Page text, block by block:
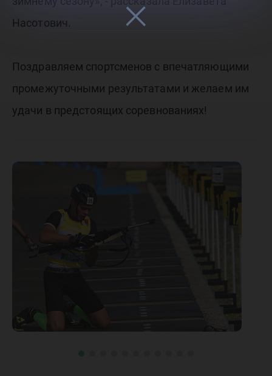
Насотович.
Поздравляем спортсменов с впечатляющими
промежуточными результатами и желаем им
удачи в предстоящих соревнованиях!